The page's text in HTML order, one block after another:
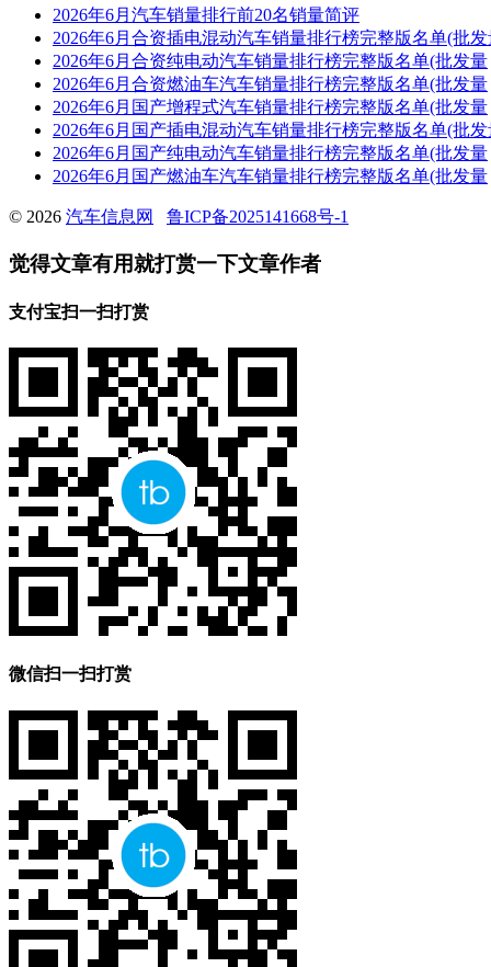
2026年6月汽车销量排行前20名销量简评
2026年6月合资插电混动汽车销量排行榜完整版名单(批
2026年6月合资纯电动汽车销量排行榜完整版名单(批发量
2026年6月合资燃油车汽车销量排行榜完整版名单(批发量
2026年6月国产增程式汽车销量排行榜完整版名单(批发量
2026年6月国产插电混动汽车销量排行榜完整版名单(批
2026年6月国产纯电动汽车销量排行榜完整版名单(批发量
2026年6月国产燃油车汽车销量排行榜完整版名单(批发量
© 2026 汽车信息网 鲁ICP备2025141668号-1
觉得文章有用就打赏一下文章作者
支付宝扫一扫打赏
微信扫一扫打赏